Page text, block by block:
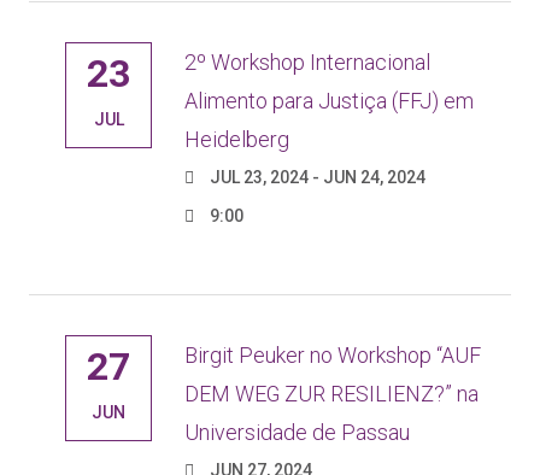
23
JUL
2º Workshop Internacional
Alimento para Justiça (FFJ) em
Heidelberg
JUL 23, 2024 - JUN 24, 2024
9:00
27
JUN
Birgit Peuker no Workshop “AUF
DEM WEG ZUR RESILIENZ?” na
Universidade de Passau
JUN 27, 2024